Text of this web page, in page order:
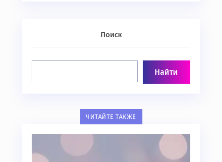
Поиск
ЧИТАЙТЕ ТАКЖЕ